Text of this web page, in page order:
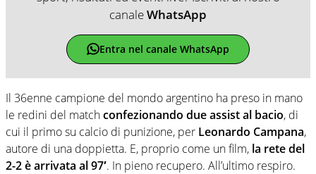
canaleWhatsApp
Entra nel canale WhatsApp
Il 36enne campione del mondo argentino ha preso in mano
le redini del matchconfezionando due assist al bacio, di
cui il primo su calcio di punizione, per Leonardo Campana,
autore di una doppietta. E, proprio come un film, la rete del
2-2 è arrivata al 97′. In pieno recupero. All’ultimo respiro.